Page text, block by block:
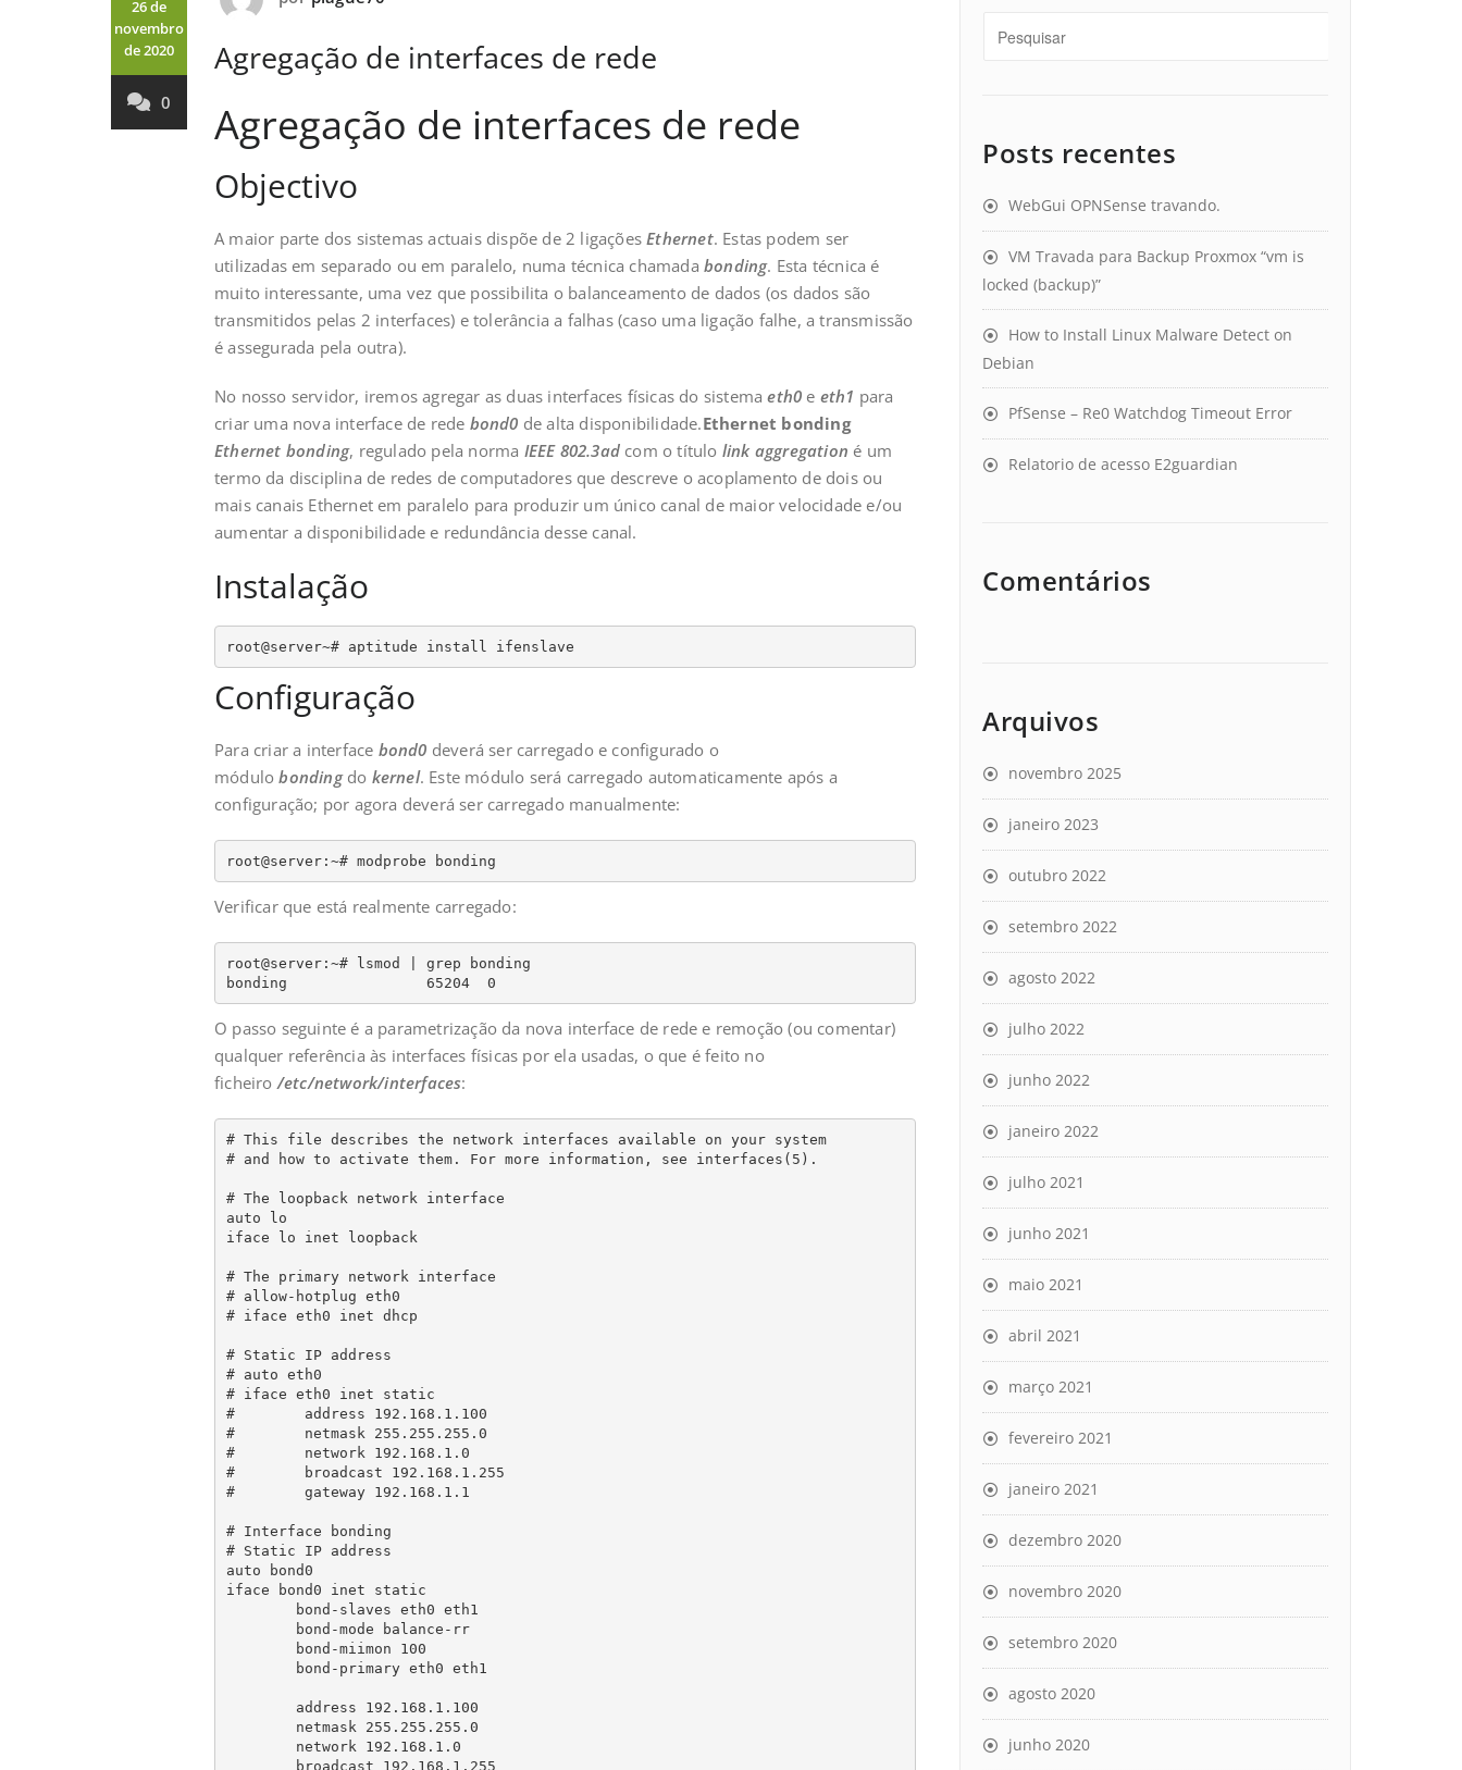
26 de
novembro
de 2020
0
Agregação de interfaces de rede
Agregação de interfaces de rede
Objectivo
A maior parte dos sistemas actuais dispõe de 2 ligaçõesEthernet. Estas podem ser
utilizadas em separado ou em paralelo, numa técnica chamadabonding. Esta técnica é
muito interessante, uma vez que possibilita o balanceamento de dados (os dados são
transmitidos pelas 2 interfaces) e tolerância a falhas (caso uma ligação falhe, a transmissão
é assegurada pela outra).
No nosso servidor, iremos agregar as duas interfaces físicas do sistemaeth0 e eth1 para
criar uma nova interface de rede bond0 de alta disponibilidade.Ethernet bonding
Ethernet bonding, regulado pela norma IEEE 802.3ad com o título link aggregation é um
termo da disciplina de redes de computadores que descreve o acoplamento de dois ou
mais canais Ethernet em paralelo para produzir um único canal de maior velocidade e/ou
aumentar a disponibilidade e redundância desse canal.
Instalação
root@server~# aptitude install ifenslave
Configuração
Para criar a interface bond0 deverá ser carregado e configurado o
módulobondingdo kernel. Este módulo será carregado automaticamente após a
configuração; por agora deverá ser carregado manualmente:
root@server:~# modprobe bonding
Verificar que está realmente carregado:
root@server:~# lsmod | grep bonding
bonding                65204  0
O passo seguinte é a parametrização da nova interface de rede e remoção (ou comentar)
qualquer referência às interfaces físicas por ela usadas, o que é feito no
ficheiro/etc/network/interfaces:
# This file describes the network interfaces available on your system
# and how to activate them. For more information, see interfaces(5).
# The loopback network interface
auto lo
iface lo inet loopback
# The primary network interface
# allow-hotplug eth0
# iface eth0 inet dhcp
# Static IP address
# auto eth0
# iface eth0 inet static
#        address 192.168.1.100
#        netmask 255.255.255.0
#        network 192.168.1.0
#        broadcast 192.168.1.255
#        gateway 192.168.1.1
# Interface bonding
# Static IP address
auto bond0
iface bond0 inet static
Posts recentes
WebGui OPNSense travando.
VM Travada para Backup Proxmox “vm is
locked (backup)”
How to Install Linux Malware Detect on
Debian
PfSense – Re0 Watchdog Timeout Error
Relatorio de acesso E2guardian
Comentários
Arquivos
novembro 2025
janeiro 2023
outubro 2022
setembro 2022
agosto 2022
julho 2022
junho 2022
janeiro 2022
julho 2021
junho 2021
maio 2021
abril 2021
março 2021
fevereiro 2021
janeiro 2021
dezembro 2020
novembro 2020
setembro 2020
agosto 2020
junho 2020